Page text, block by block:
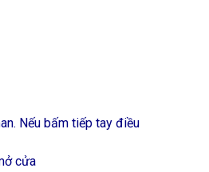
Nếu bấm tiếp tay điều
cửa